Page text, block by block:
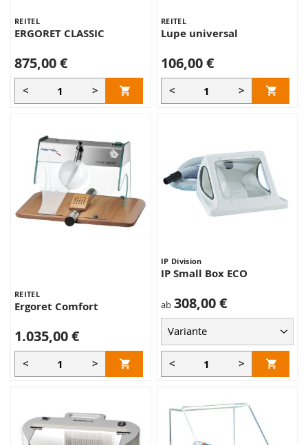
REITEL
ERGORET CLASSIC
875,00 €
< >
REITEL
Lupe universal
106,00 €
< >
REITEL
Ergoret Comfort
1.035,00 €
< >
IP Division
IP Small Box ECO
ab 308,00 €
< >